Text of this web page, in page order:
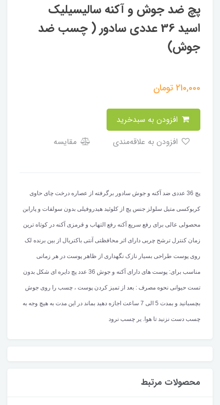
پچ ضد جوش و آکنه سالیسیلیک
اسید 36 عددی سادور ( چسب ضد
جوش)
210,000تومان
مقایسه
پچ 36 عددی ضد آکنه و جوش سادور برگرفته از عصاره درخت چای حاوی
کربوکسی متیل سلولز جنس پچ از کلوئید هیدروفیلی بدون سولفات و پارابن
محصولی عالی برای رفع سریع آکنه رفع التهاب و قرمزی آکنه در کوتاه ترین
زمان کنترل ترشح چربی دارای اثر محافظتی آنتی باکتریال از بین برنده لک
روی پوست طراحی بسیار نازک نگهداری از ظاهر پوست در هر زمانی
مناسب برای: پوست های دارای آکنه و جوش 36 عدد پچ دایره ای شکل بدون
تست حیوانی نحوه مصرف : بعد از تمیز کردن پوست ، چسب را روی جوش
بچسبانید و بمدت 5 الی 7 ساعت اجازه دهید بماند در این مدت به هیچ وجه به
چسب دست نزنید تا هوا. یر چسب نرود
محصولات مرتبط